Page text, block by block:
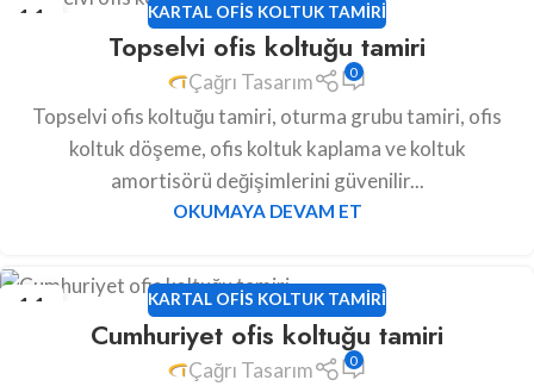
11 KARTAL OFIS KOLTUK TAMIRI
Topselvi ofis koltuğu tamiri
Çağrı Tasarım 0
Topselvi ofis koltuğu tamiri, oturma grubu tamiri, ofis
koltuk döşeme, ofis koltuk kaplama ve koltuk
amortisörü değişimlerini güvenilir...
OKUMAYA DEVAM ET
11 KARTAL OFIS KOLTUK TAMIRI
Cumhuriyet ofis koltuğu tamiri
Çağrı Tasarım 0